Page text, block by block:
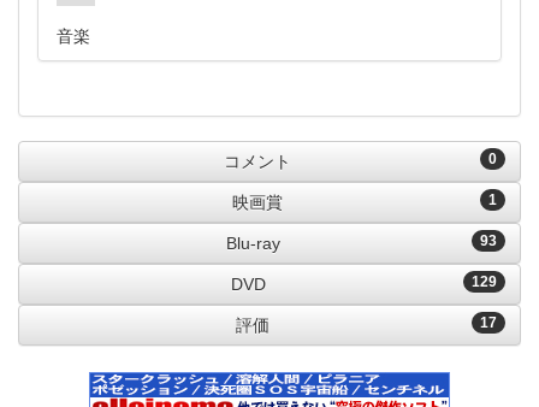
音楽
0
コメント
1
映画賞
93
Blu-ray
129
DVD
17
評価